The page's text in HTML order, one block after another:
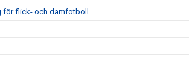
för flick- och damfotboll